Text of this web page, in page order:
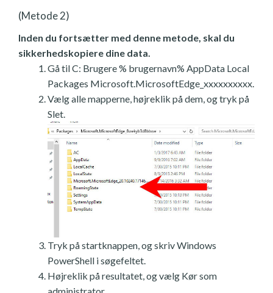
(Metode 2)
Inden du fortsætter med denne metode, skal du
sikkerhedskopiere dine data.
Gå til C: Brugere % brugernavn% AppData Local
Packages Microsoft.MicrosoftEdge_xxxxxxxxxx.
Vælg alle mapperne, højreklik på dem, og tryk på
Slet.
Tryk på startknappen, og skriv Windows
PowerShell i søgefeltet.
Højreklik på resultatet, og vælg Kør som